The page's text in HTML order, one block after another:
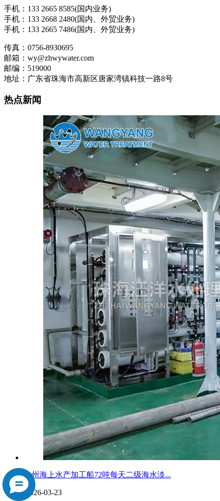
手机：133 2665 8585(国内业务)
手机：133 2668 2480(国内、外贸业务)
手机：133 2665 7486(国内、外贸业务)
传真：0756-8930695
邮箱：wy@zhwywater.com
邮编：519000
地址：广东省珠海市高新区唐家湾镇科技一路8号
热点新闻
台州海上水产加工船72吨每天二级海水淡...
2026-03-23